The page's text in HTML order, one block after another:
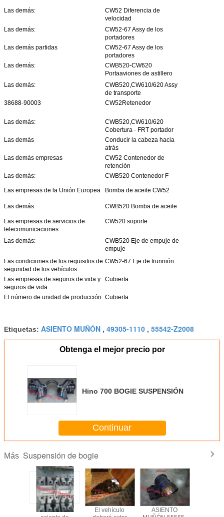
Las demás:
CW52 Diferencia de
velocidad
Las demás:
CW52-67 Assy de los
portadores
Las demás partidas
CW52-67 Assy de los
portadores
Las demás:
CWB520-CW620
Portaaviones de astillero
Las demás:
CWB520,CW610/620 Assy
de transporte
38688-90003
CW52Retenedor
Las demás:
CWB520,CW610/620
Cobertura - FRT portador
Las demás
Conducir la cabeza hacia
atrás
Las demás empresas
CW52 Contenedor de
retención
Las demás:
CWB520 Contenedor F
Las empresas de la Unión Europea Bomba de aceite CW52
Las demás: CWB520 Bomba de aceite
Las empresas de servicios de
telecomunicaciones
CW520 soporte
Las demás:
CWB520 Eje de empuje de
empuje
Las condiciones de los requisitos de
seguridad de los vehículos
CW52-67 Eje de trunnión
Las empresas de seguros de vida y
seguros de vida
Cubierta
El número de unidad de producción Cubierta
Etiquetas: ASIENTO MUÑÓN , 49305-1110 , 55542-Z2008
Obtenga el mejor precio por
Hino 700 BOGIE SUSPENSIÓN
Continuar
Más Suspensión de bogie
El número de
El vehículo
ASIENTO